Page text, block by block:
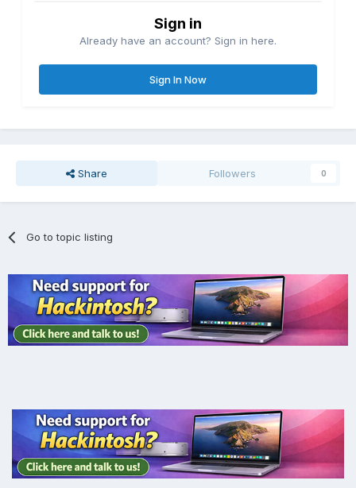
Sign in
Already have an account? Sign in here.
Sign In Now
Share Followers 0
Go to topic listing